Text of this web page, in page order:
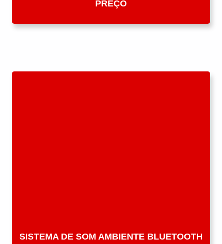
PREÇO
SISTEMA DE SOM AMBIENTE BLUETOOTH